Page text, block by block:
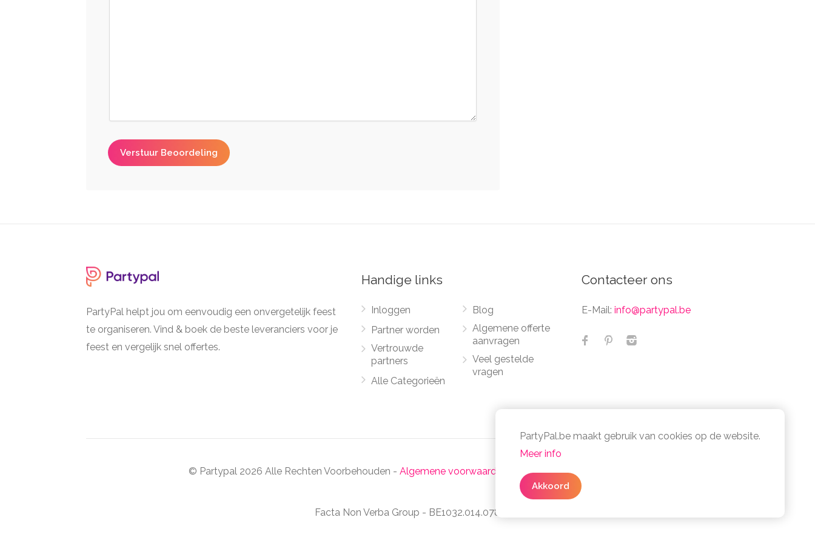
Verstuur Beoordeling
PartyPal helpt jou om eenvoudig een onvergetelijk feest
te organiseren. Vind & boek de beste leveranciers voor je
feest en vergelijk snel offertes.
Handige links
Inloggen
Partner worden
Vertrouwde
partners
Alle Categorieën
Blog
Algemene offerte
aanvragen
Veel gestelde
vragen
Contacteer ons
E-Mail: info@partypal.be
© Partypal 2026 Alle Rechten Voorbehouden - Algemene voorwaarden Privacy- en cookiebeleid
Facta Non Verba Group - BE1032.014.078
PartyPal.be maakt gebruik van cookies op de website.
Meer info
Akkoord